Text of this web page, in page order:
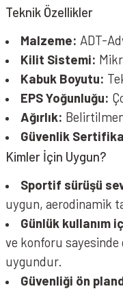
Teknik Özellikler
Malzeme: ADT-
Kilit Sistemi:
Kabuk Boyutu:
EPS Yoğunluğu:
Ağırlık:
Güvenlik
Kimler İçin Uygun?
Sportif sürüşü
uygun, aerodinamik
Günlük kullanım
ve konforu
uygundur.
Güvenliği ön